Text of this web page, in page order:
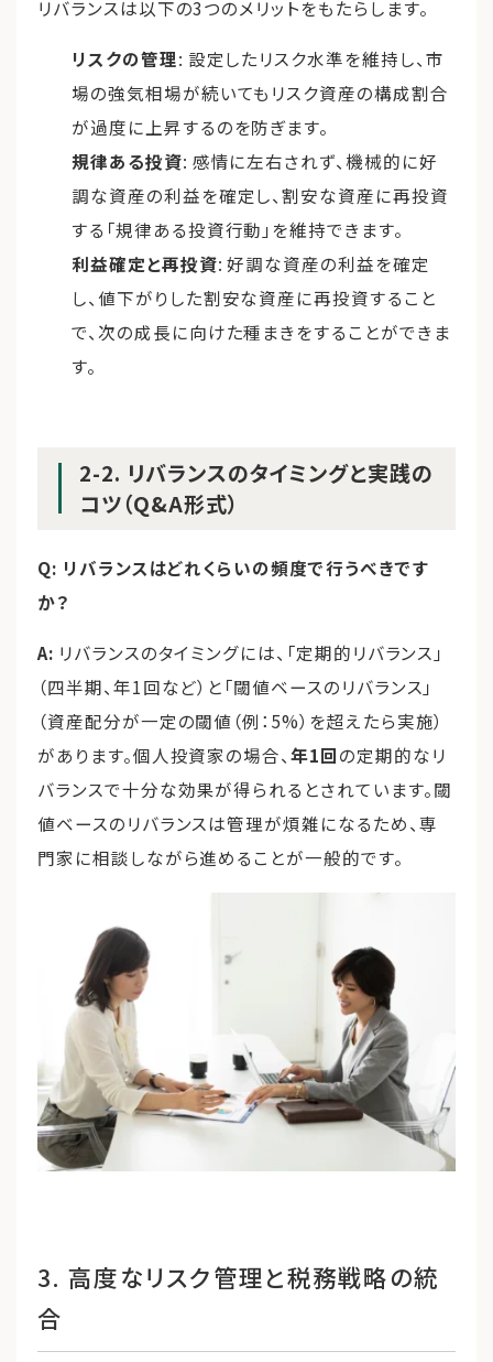
リバランスは以下の3つのメリットをもたらします。
リスクの管理: 設定したリスク水準を維持し、市
場の強気相場が続いてもリスク資産の構成割合
が過度に上昇するのを防ぎます。
規律ある投資: 感情に左右されず、機械的に好
調な資産の利益を確定し、割安な資産に再投資
する「規律ある投資行動」を維持できます。
利益確定と再投資: 好調な資産の利益を確定
し、値下がりした割安な資産に再投資すること
で、次の成長に向けた種まきをすることができま
す。
2-2. リバランスのタイミングと実践の
コツ（Q&A形式）
Q: リバランスはどれくらいの頻度で行うべきです
か？
A: リバランスのタイミングには、「定期的リバランス」
（四半期、年1回など）と「閾値ベースのリバランス」
（資産配分が一定の閾値（例：5%）を超えたら実施）
があります。個人投資家の場合、年1回の定期的なリ
バランスで十分な効果が得られるとされています。閾
値ベースのリバランスは管理が煩雑になるため、専
門家に相談しながら進めることが一般的です。
3. 高度なリスク管理と税務戦略の統
合